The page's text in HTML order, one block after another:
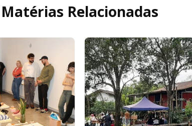
Matérias Relacionadas